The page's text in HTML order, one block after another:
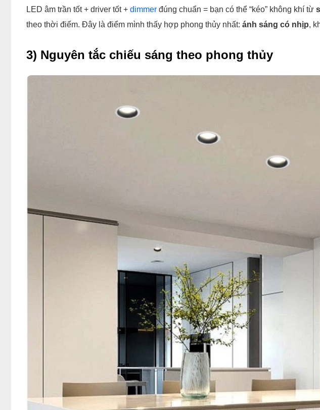
LED âm trần tốt + driver tốt + dimmer đúng chuẩn = bạn có thể “kéo” không khí từ
theo thời điểm. Đây là điểm mình thấy hợp phong thủy nhất: ánh sáng có nhịp,
3) Nguyên tắc chiếu sáng theo phong thủy